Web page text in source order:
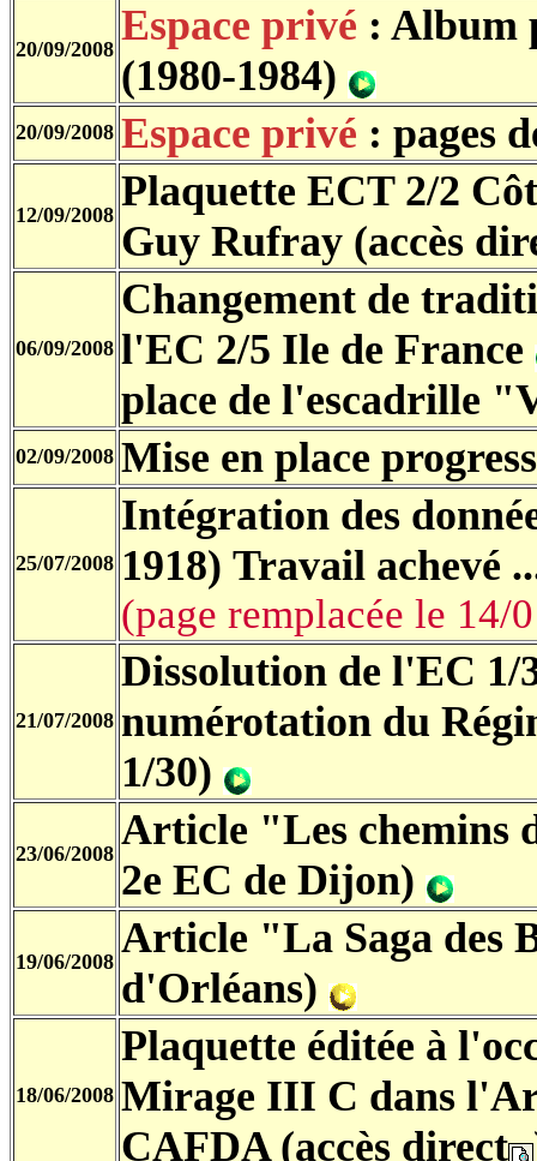
20/09/2008 Espace privé : Album
(1980-1984)
20/09/2008 Espace privé : pages
12/09/2008 Plaquette ECT 2/2
Guy Rufray (accès
06/09/2008
Changement de
l'EC 2/5 Ile de France
place de l'escadrille
02/09/2008 Mise en place
25/07/2008
Intégration des
1918) Travail achevé
(page remplacée le 14/
21/07/2008
Dissolution de l'EC 1/
numérotation du
1/30)
23/06/2008 Article "Les chemins
2e EC de Dijon)
19/06/2008 Article "La Saga des
d'Orléans)
18/06/2008
Plaquette éditée à
Mirage III C dans
CAFDA (accès direct